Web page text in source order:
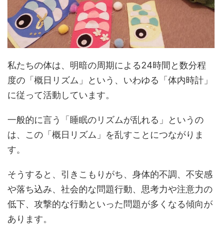
私たちの体は、明暗の周期による24時間と数分程
度の「概日リズム」という、いわゆる「体内時計」
に従って活動しています。
一般的に言う「睡眠のリズムが乱れる」というの
は、この「概日リズム」を乱すことにつながりま
す。
そうすると、引きこもりがち、身体的不調、不安感
や落ち込み、社会的な問題行動、思考力や注意力の
低下、攻撃的な行動といった問題が多くなる傾向が
あります。